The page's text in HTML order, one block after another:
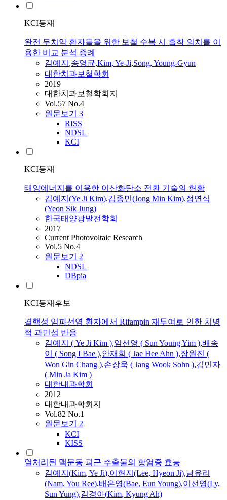
KCI등재
완전 무치악 환자들을 위한 보철 수복 시 흡착 의치를 이
용한 비교 분석 증례
김예지 ,송영균,Kim, Ye-Ji,Song, Young-Gyun
대한치과보철학회
2019
대한치과보철학회지
Vol.57 No.4
원문보기 3
RISS
NDSL
KCI
KCI등재
태양에너지를 이용한 이산화탄소 전환 기술의 현황
김예지 (Ye Ji Kim),김종민(Jong Min Kim),정연식
(Yeon Sik Jung)
한국태양광발전학회
2017
Current Photovoltaic Research
Vol.5 No.4
원문보기 2
NDSL
DBpia
KCI등재후보
결핵성 임파선염 환자에서 Rifampin 재투여로 인한 치명
적 과민성 반응
김예지 ( Ye Ji Kim ),임선영 ( Sun Young Yim ),배송
이 ( Song I Bae ),안재희 ( Jae Hee Ahn ),장원진 (
Won Gin Chang ),손장욱 ( Jang Wook Sohn ),김민자
( Min Ja Kim )
대한내과학회
2012
대한내과학회지
Vol.82 No.1
원문보기 2
KCI
KISS
열처리된 맥문동 괴근 추출물의 항염증 효능
김예지 (Kim, Ye Ji),이현지(Lee, Hyeon Ji),남유리
(Nam, You Ree),배은영(Bae, Eun Young),이선영(Ly,
Sun Yung),김경아(Kim, Kyung Ah)